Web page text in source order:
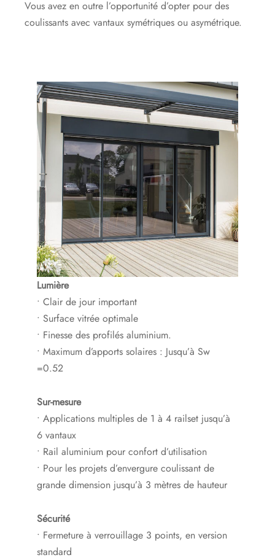
Vous avez en outre l’opportunité d’opter pour des
coulissants avec vantaux symétriques ou asymétrique.
Lumière
• Clair de jour important
• Surface vitrée optimale
• Finesse des profilés aluminium.
• Maximum d’apports solaires : Jusqu’à Sw
=0.52
Sur-mesure
• Applications multiples de 1 à 4 railset jusqu’à
6 vantaux
• Rail aluminium pour confort d’utilisation
• Pour les projets d’envergure coulissant de
grande dimension jusqu’à 3 mètres de hauteur
Sécurité
• Fermeture à verrouillage 3 points, en version
standard